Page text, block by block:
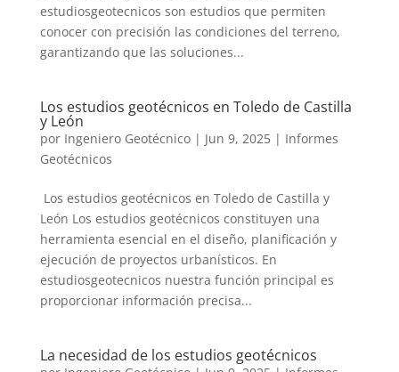
estudiosgeotecnicos son estudios que permiten
conocer con precisión las condiciones del terreno,
garantizando que las soluciones...
Los estudios geotécnicos en Toledo de Castilla
y León
por Ingeniero Geotécnico| Jun 9, 2025| Informes
Geotécnicos
Los estudios geotécnicos en Toledo de Castilla y
León Los estudios geotécnicos constituyen una
herramienta esencial en el diseño, planificación y
ejecución de proyectos urbanísticos. En
estudiosgeotecnicos nuestra función principal es
proporcionar información precisa...
La necesidad de los estudios geotécnicos